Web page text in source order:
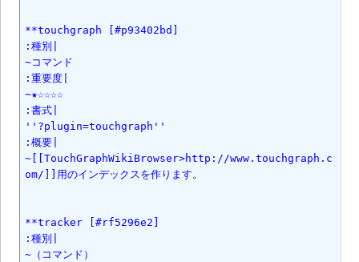
**touchgraph [#p93402bd]
:種別|
~コマンド
:重要度|
~★☆☆☆☆
:書式|
''?plugin=touchgraph''
:概要|
~[[TouchGraphWikiBrowser>http://www.touchgraph.c
om/]]用のインデックスを作ります。
**tracker [#rf5296e2]
:種別|
~（コマンド）